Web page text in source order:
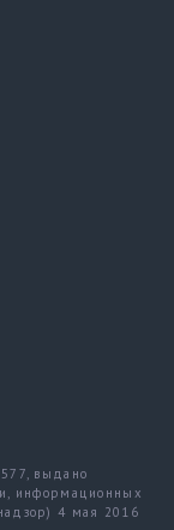
выдано
информационных
4 мая 2016